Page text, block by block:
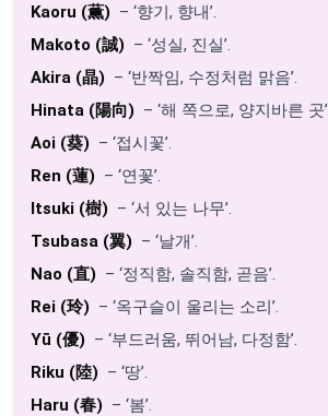
Kaoru (薫) – ‘향기, 향내’.
Makoto (誠) – ‘성실, 진실’.
Akira (晶) – ‘반짝임, 수정처럼 맑음’.
Hinata (陽向) – ‘해 쪽으로, 양지바른 곳’.
Aoi (葵) – ‘접시꽃’.
Ren (蓮) – ‘연꽃’.
Itsuki (樹) – ‘서 있는 나무’.
Tsubasa (翼) – ‘날개’.
Nao (直) – ‘정직함, 솔직함, 곧음’.
Rei (玲) – ‘옥구슬이 울리는 소리’.
Yū (優) – ‘부드러움, 뛰어남, 다정함’.
Riku (陸) – ‘땅’.
Haru (春) – ‘봄’.